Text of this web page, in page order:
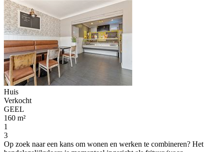
Huis
Verkocht
GEEL
160 m²
1
3
Op zoek naar een kans om wonen en werken te combineren? Het